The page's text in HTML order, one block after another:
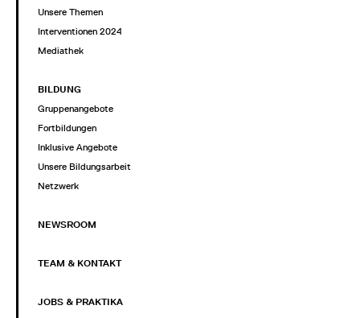
Unsere Themen
Interventionen 2024
Mediathek
BILDUNG
Gruppenangebote
Fortbildungen
Inklusive Angebote
Unsere Bildungsarbeit
Netzwerk
NEWSROOM
TEAM & KONTAKT
JOBS & PRAKTIKA